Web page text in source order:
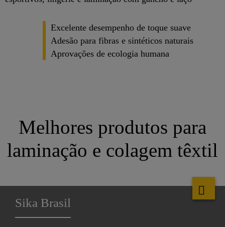
Excelente desempenho de toque suave
Adesão para fibras e sintéticos naturais
Aprovações de ecologia humana
Melhores produtos para
laminação e colagem têxtil
Sika Brasil